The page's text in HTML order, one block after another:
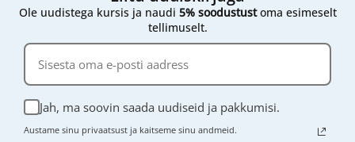
Ole uudistega kursis ja naudi 5% soodustustoma esimeselt
tellimuselt.
Jah, ma soovin saada uudiseid ja pakkumisi.
Austame sinu privaatsust ja kaitseme sinu andmeid.